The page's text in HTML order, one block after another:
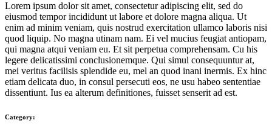
Lorem ipsum dolor sit amet, consectetur adipiscing elit, sed do
eiusmod tempor incididunt ut labore et dolore magna aliqua. Ut
enim ad minim veniam, quis nostrud exercitation ullamco laboris nisi
quod liquip. No magna utinam nam. Ei vel mucius feugiat antiopam,
qui magna atqui veniam eu. Et sit perpetua comprehensam. Cu his
legere delicatissimi conclusionemque. Qui simul consequuntur at,
mei veritus facilisis splendide eu, mel an quod inani inermis. Ex hinc
etiam delicata duo, in consul persecuti eos, ne usu habeo sententiae
dissentiunt. Ius ea alterum definitiones, fuisset senserit ad est.
Category: